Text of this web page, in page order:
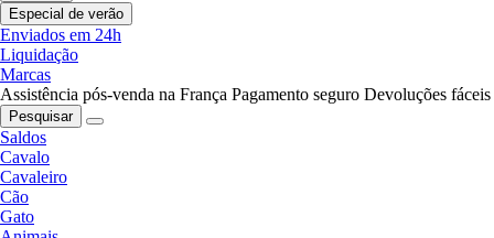
Especial de verão
Enviados em 24h
Liquidação
Marcas
Assistência pós-venda na França Pagamento seguro Devoluções fáceis
Pesquisar
Saldos
Cavalo
Cavaleiro
Cão
Gato